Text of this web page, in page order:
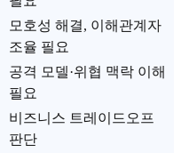
모호성 해결, 이해관계자
조율 필요
공격 모델·위협 맥락 이해
필요
비즈니스 트레이드오프
판단